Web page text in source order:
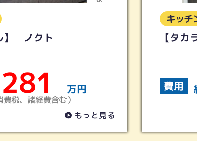
キッチン
カラ】リフィット
用 約 145
（消費税、諸経費含む）
もっと見る